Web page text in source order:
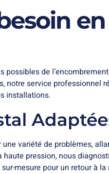
de
notre service
installations.
variété de problèmes,
pression, nous
mesure pour un retour à